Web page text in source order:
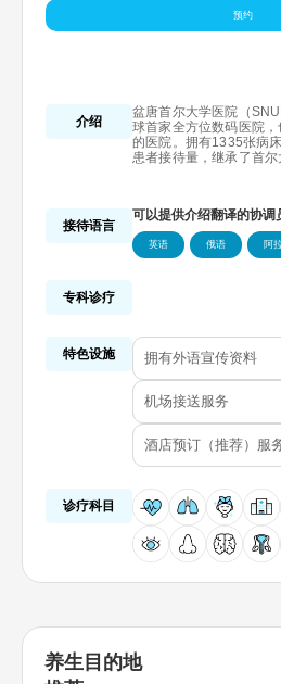
预约
介绍
盆唐首尔大学医院（
球首家全方位数码医院
的医院。拥有1335张病
患者接待量，继承了首
传统。可进行微创手术
果，是一家GHA认证的全
接待语言
可以提供介绍翻译的协调
英语 俄语 阿
专科诊疗
特色设施 拥有外语宣传资料
机场接送服务
酒店预订（推荐）服
诊疗科目
养生目的地